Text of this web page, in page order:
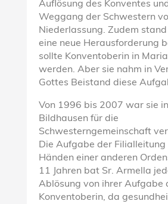
Auflösung des Konventes
Weggang der Schwestern
Niederlassung. Zudem
eine neue Herausforderung
sollte Konventoberin in
werden. Aber sie nahm in
Gottes Beistand diese
Von 1996 bis 2007 war sie
Bildhausen für die
Schwesterngemeinschaft
Die Aufgabe der Filialleitung
Händen einer anderen
11 Jahren bat Sr. Armella
Ablösung von ihrer Aufgabe
Konventoberin, da